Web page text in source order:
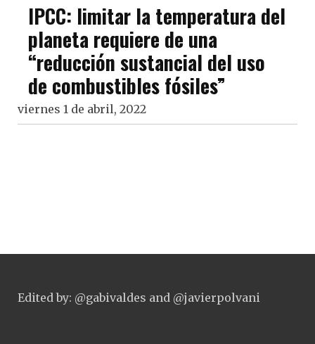
IPCC: limitar la temperatura del
planeta requiere de una
“reducción sustancial del uso
de combustibles fósiles”
viernes 1 de abril, 2022
Edited by: @gabivaldes and @javierpolvani